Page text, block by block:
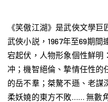
《笑傲江湖》是武俠文學
武俠小説，1967年至69期
宕起伏，人物形象個性鮮明
冲；機智絕倫、摯情任性的
的岳不羣；桀驁不遜、老謀
柔妖嬈的東方不敗…… 無數